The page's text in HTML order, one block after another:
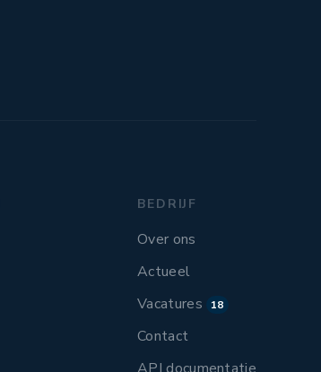
BEDRIJF
Over ons
Actueel
Vacatures
18
Contact